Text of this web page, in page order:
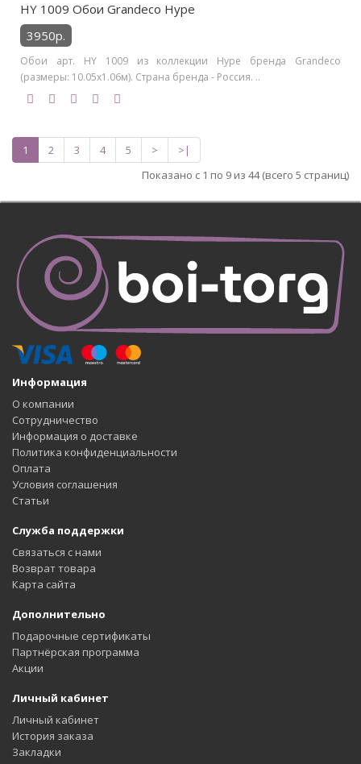
HY 1009 Обои Grandeco Hype
3950р.
Обои арт. HY 1009 из коллекции Hype бренда Grandeco
(размеры: 10.05х1.06м). Страна бренда - Россия. ..
1 2 3 4 5 >
>|
Показано с 1 по 9 из 44 (всего 5 страниц)
Информация
О компании
Сотрудничество
Информация о доставке
Политика конфиденциальности
Оплата
Условия соглашения
Статьи
Служба поддержки
Связаться с нами
Возврат товара
Карта сайта
Дополнительно
Подарочные сертификаты
Партнёрская программа
Акции
Личный кабинет
Личный кабинет
История заказа
Закладки